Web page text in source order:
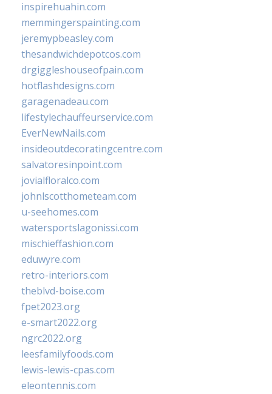
inspirehuahin.com
memmingerspainting.com
jeremypbeasley.com
thesandwichdepotcos.com
drgiggleshouseofpain.com
hotflashdesigns.com
garagenadeau.com
lifestylechauffeurservice.com
EverNewNails.com
insideoutdecoratingcentre.com
salvatoresinpoint.com
jovialfloralco.com
johnlscotthometeam.com
u-seehomes.com
watersportslagonissi.com
mischieffashion.com
eduwyre.com
retro-interiors.com
theblvd-boise.com
fpet2023.org
e-smart2022.org
ngrc2022.org
leesfamilyfoods.com
lewis-lewis-cpas.com
eleontennis.com